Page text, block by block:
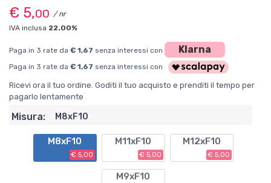
€ 5,00 / nr
IVA inclusa 22.00%
Paga in 3 rate da € 1,67 senza interessi con Klarna
Paga in 3 rate da € 1,67 senza interessi con
Ricevi ora il tuo ordine. Goditi il tuo acquisto e prenditi il tempo per
pagarlo lentamente
Misura: M8xF10
M8xF10
€ 5,00
M11xF10
€ 5,00
M12xF10
€ 5,00
M9xF10